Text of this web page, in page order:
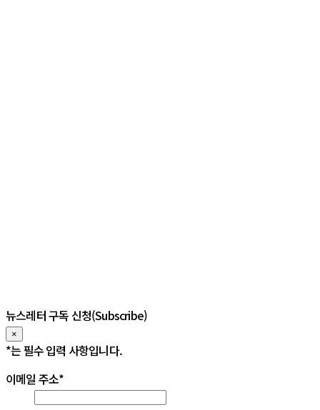
뉴스레터 구독 신청(Subscribe)
×
*는 필수 입력 사항입니다.
이메일 주소*